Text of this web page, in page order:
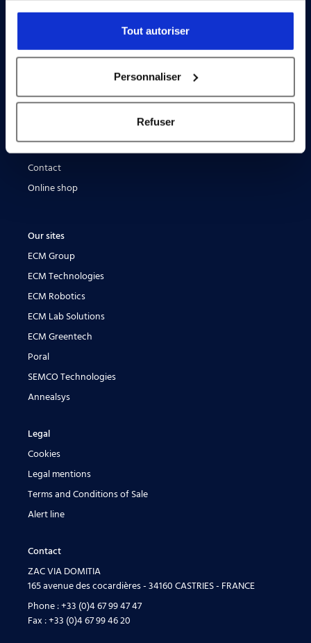
Tout autoriser
Personnaliser
Refuser
About Flowlink
Contact
Online shop
Our sites
ECM Group
ECM Technologies
ECM Robotics
ECM Lab Solutions
ECM Greentech
Poral
SEMCO Technologies
Annealsys
Legal
Cookies
Legal mentions
Terms and Conditions of Sale
Alert line
Contact
ZAC VIA DOMITIA
165 avenue des cocardières - 34160 CASTRIES - FRANCE
Phone :+33 (0)4 67 99 47 47
Fax :+33 (0)4 67 99 46 20